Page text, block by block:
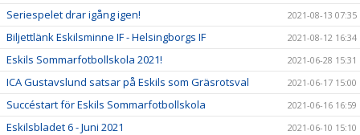
Seriespelet drar igång igen! 2021-08-13 07:35
Biljettlänk Eskilsminne IF - Helsingborgs IF 2021-08-12 16:34
Eskils Sommarfotbollskola 2021! 2021-06-28 15:31
ICA Gustavslund satsar på Eskils som Gräsrotsval 2021-06-17 15:00
Succéstart för Eskils Sommarfotbollskola 2021-06-16 16:59
Eskilsbladet 6 - Juni 2021 2021-06-10 15:10